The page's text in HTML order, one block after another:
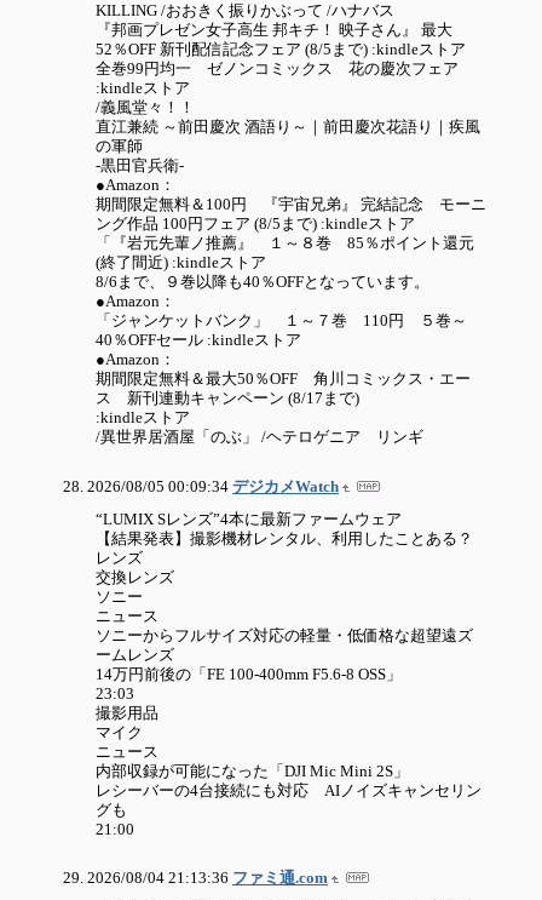
KILLING /おおきく振りかぶって /ハナバス
『邦画プレゼン女子高生 邦キチ！ 映子さん』 最大
52％OFF 新刊配信記念フェア (8/5まで) :kindleストア
全巻99円均一 ゼノンコミックス 花の慶次フェア
:kindleストア
/義風堂々！！
直江兼続 ～前田慶次 酒語り～｜前田慶次花語り｜疾風
の軍師
-黒田官兵衛-
●Amazon：
期間限定無料＆100円 『宇宙兄弟』 完結記念 モーニ
ング作品 100円フェア (8/5まで) :kindleストア
「『岩元先輩ノ推薦』 １～８巻 85％ポイント還元
(終了間近) :kindleストア
8/6まで、９巻以降も40％OFFとなっています。
●Amazon：
「ジャンケットバンク」 １～７巻 110円 ５巻～
40％OFFセール :kindleストア
●Amazon：
期間限定無料＆最大50％OFF 角川コミックス・エー
ス 新刊連動キャンペーン (8/17まで)
:kindleストア
/異世界居酒屋「のぶ」 /ヘテロゲニア リンギ
2026/08/05 00:09:34 デジカメWatch
“LUMIX Sレンズ”4本に最新ファームウェア
【結果発表】撮影機材レンタル、利用したことある？
レンズ
交換レンズ
ソニー
ニュース
ソニーからフルサイズ対応の軽量・低価格な超望遠ズ
ームレンズ
14万円前後の「FE 100-400mm F5.6-8 OSS」
23:03
撮影用品
マイク
ニュース
内部収録が可能になった「DJI Mic Mini 2S」
レシーバーの4台接続にも対応 AIノイズキャンセリン
グも
21:00
2026/08/04 21:13:36 ファミ通.com